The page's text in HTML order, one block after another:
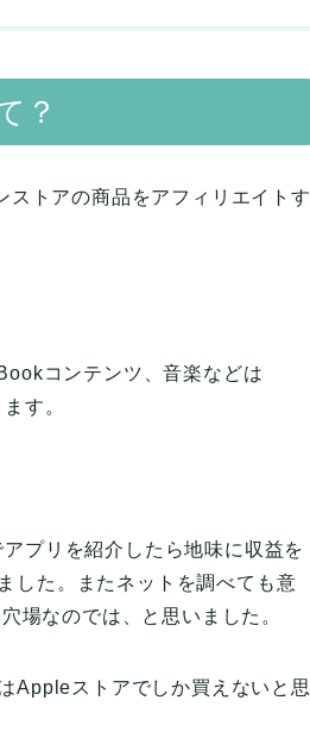
？
トアの商品をアフィリエイトす
コンテンツ、音楽などは
す。
プリを紹介したら地味に収益を
した。またネットを調べても意
場なのでは、と思いました。
Appleストアでしか買えないと思